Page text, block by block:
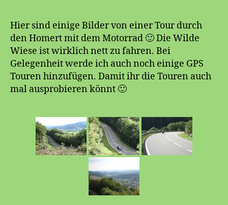
Hier sind einige Bilder von einer Tour durch
den Homert mit dem Motorrad 🙂 Die Wilde
Wiese ist wirklich nett zu fahren. Bei
Gelegenheit werde ich auch noch einige GPS
Touren hinzufügen. Damit ihr die Touren auch
mal ausprobieren könnt 🙂